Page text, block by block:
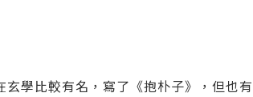
玄學比較有名，寫了《抱朴子》，但也